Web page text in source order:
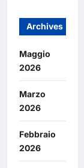
Archives
Maggio
2026
Marzo
2026
Febbraio
2026